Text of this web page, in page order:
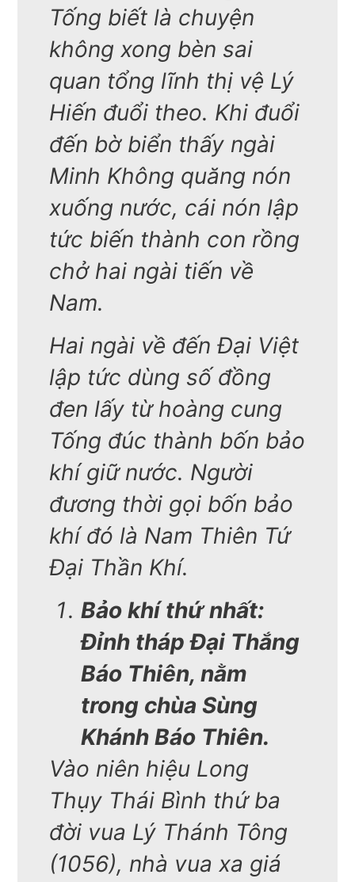
Tống biết là chuyện
không xong bèn sai
quan tổng lĩnh thị vệ Lý
Hiến đuổi theo. Khi đuổi
đến bờ biển thấy ngài
Minh Không quăng nón
xuống nước, cái nón lập
tức biến thành con rồng
chở hai ngài tiến về
Nam.
Hai ngài về đến Đại Việt
lập tức dùng số đồng
đen lấy từ hoàng cung
Tống đúc thành bốn bảo
khí giữ nước. Người
đương thời gọi bốn bảo
khí đó là Nam Thiên Tứ
Đại Thần Khí.
Bảo khí thứ nhất:
Đỉnh tháp Đại Thắng
Báo Thiên, nằm
trong chùa Sùng
Khánh Báo Thiên.
Vào niên hiệu Long
Thụy Thái Bình thứ ba
đời vua Lý Thánh Tông
(1056), nhà vua xa giá